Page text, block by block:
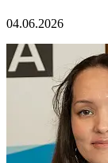
04.06.2026